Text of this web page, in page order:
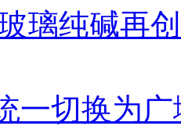
璃纯碱再
一切换为